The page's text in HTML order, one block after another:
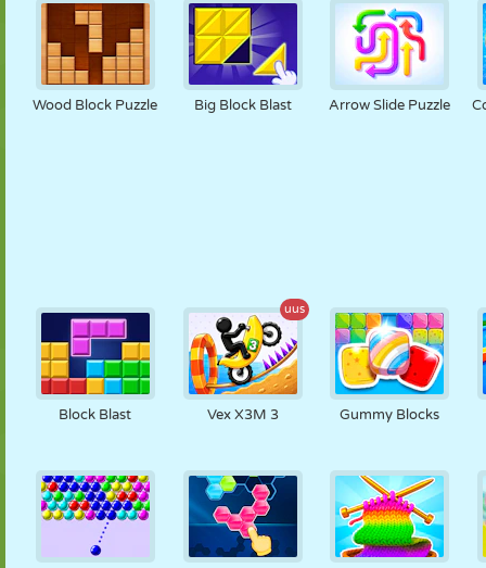
Wood Block Puzzle Big Block Blast Arrow Slide Puzzle
Block Blast
uus
Vex X3M 3 Gummy Blocks